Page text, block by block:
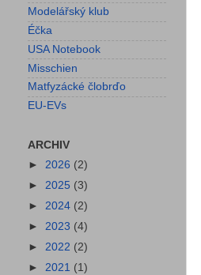
Modelářský klub
Éčka
USA Notebook
Misschien
Matfyzácké člobrďo
EU-EVs
ARCHIV
► 2026 (2)
► 2025 (3)
► 2024 (2)
► 2023 (4)
► 2022 (2)
► 2021 (1)